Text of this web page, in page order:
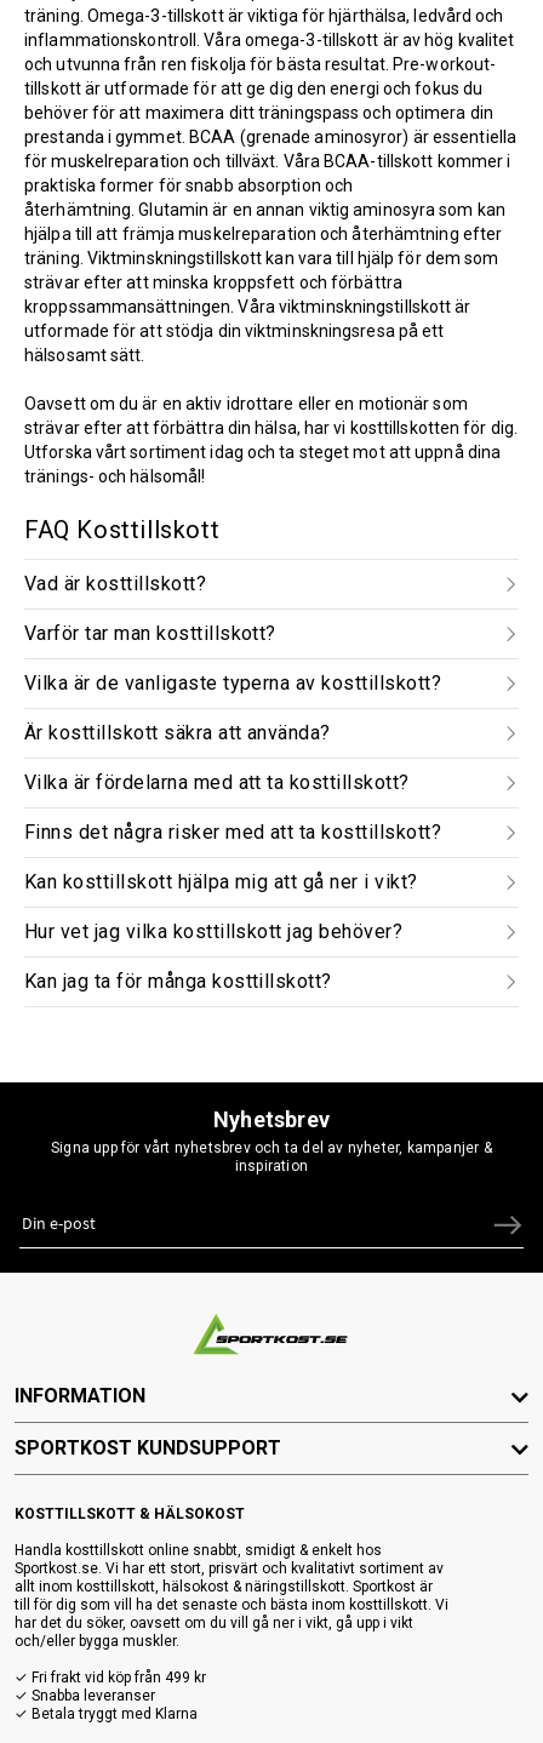
träning. Omega-3-tillskott är viktiga för hjärthälsa, ledvård och
inflammationskontroll. Våra omega-3-tillskott är av hög kvalitet
och utvunna från ren fiskolja för bästa resultat. Pre-workout-
tillskott är utformade för att ge dig den energi och fokus du
behöver för att maximera ditt träningspass och optimera din
prestanda i gymmet. BCAA (grenade aminosyror) är essentiella
för muskelreparation och tillväxt. Våra BCAA-tillskott kommer i
praktiska former för snabb absorption och
återhämtning. Glutamin är en annan viktig aminosyra som kan
hjälpa till att främja muskelreparation och återhämtning efter
träning. Viktminskningstillskott kan vara till hjälp för dem som
strävar efter att minska kroppsfett och förbättra
kroppssammansättningen. Våra viktminskningstillskott är
utformade för att stödja din viktminskningsresa på ett
hälsosamt sätt.
Oavsett om du är en aktiv idrottare eller en motionär som
strävar efter att förbättra din hälsa, har vi kosttillskotten för dig.
Utforska vårt sortiment idag och ta steget mot att uppnå dina
tränings- och hälsomål!
FAQ Kosttillskott
Vad är kosttillskott?
Varför tar man kosttillskott?
Vilka är de vanligaste typerna av kosttillskott?
Är kosttillskott säkra att använda?
Vilka är fördelarna med att ta kosttillskott?
Finns det några risker med att ta kosttillskott?
Kan kosttillskott hjälpa mig att gå ner i vikt?
Hur vet jag vilka kosttillskott jag behöver?
Kan jag ta för många kosttillskott?
Nyhetsbrev
Signa upp för vårt nyhetsbrev och ta del av nyheter, kampanjer &
inspiration
KOSTTILLSKOTT & HÄLSOKOST
Handla kosttillskott online snabbt, smidigt & enkelt hos
Sportkost.se. Vi har ett stort, prisvärt och kvalitativt sortiment av
allt inom kosttillskott, hälsokost & näringstillskott. Sportkost är
till för dig som vill ha det senaste och bästa inom kosttillskott. Vi
har det du söker, oavsett om du vill gå ner i vikt, gå upp i vikt
och/eller bygga muskler.
✓ Fri frakt vid köp från 499 kr
✓ Snabba leveranser
✓ Betala tryggt med Klarna
INFORMATION
SPORTKOST KUNDSUPPORT